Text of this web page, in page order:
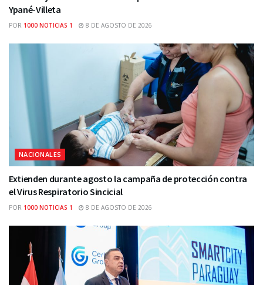
Ypané-Villeta
POR 1000 NOTICIAS 1 8 DE AGOSTO DE 2026
NACIONALES
Extienden durante agosto la campaña de protección contra
el Virus Respiratorio Sincicial
POR 1000 NOTICIAS 1 8 DE AGOSTO DE 2026